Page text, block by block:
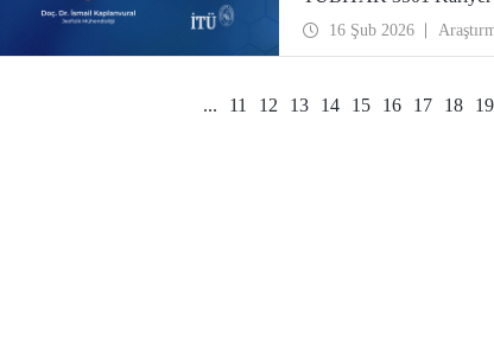
16 Şub 2026
... 11 12 13 14 15 16 17 18 19